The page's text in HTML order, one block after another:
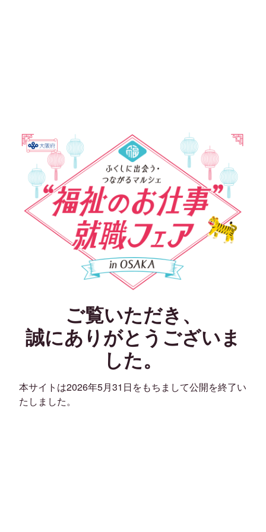
ご覧いただき、
誠にありがとうございま
した。
本サイトは2026年5月31日をもちまして公開を終了い
たしました。